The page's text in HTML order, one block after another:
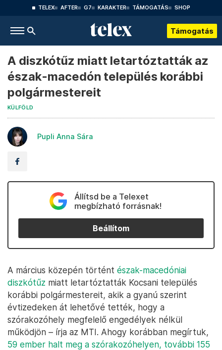
TELEX AFTER G7 KARAKTER TÁMOGATÁS SHOP
Támogatás
A diszkótűz miatt letartóztatták az
észak-macedón település korábbi
polgármestereit
KÜLFÖLD
Pupli Anna Sára
Állítsd be a Telexet
megbízható forrásnak!
Beállítom
A március közepén történt észak-macedóniai
diszkótűz miatt letartóztatták Kocsani település
korábbi polgármestereit, akik a gyanú szerint
évtizedeken át lehetővé tették, hogy a
szórakozóhely megfelelő engedélyek nélkül
működjön – írja az MTI. Ahogy korábban megírtuk,
59 ember halt meg a szórakozóhelyen, további 155